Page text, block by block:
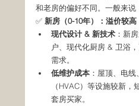
和老房的偏好不同。一般来说
✅ 新房（0-10年）：溢价较
现代设计 & 新技术 ：新
户、现代化厨房 & 卫浴
需求。
低维护成本 ：屋顶、电
（HVAC）等设施较新
套房买家。